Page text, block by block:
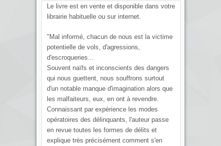
Le livre est en vente et disponible dans votre
librairie habituelle ou sur internet.
"Mal informé, chacun de nous est la victime
potentielle de vols, d'agressions,
d'escroqueries...
Souvent naïfs et inconscients des dangers
qui nous guettent, nous souffrons surtout
d'un notable manque d'imagination alors que
les malfaiteurs, eux, en ont à revendre.
Connaissant par expérience les modes
opératoires des délinquants, l'auteur passe
en revue toutes les formes de délits et
explique très précisément comment s'en